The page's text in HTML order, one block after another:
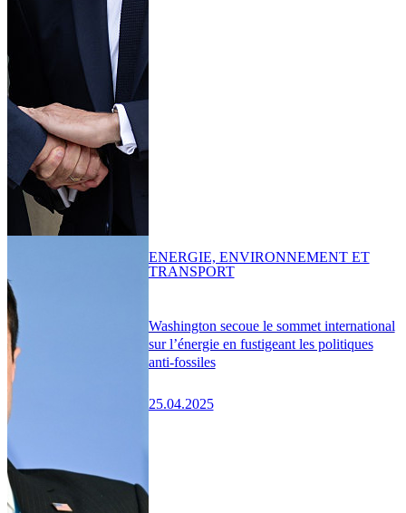
Washington secoue le sommet international
sur l’énergie en fustigeant les politiques
anti-fossiles
25.04.2025
ENERGIE, ENVIRONNEMENT ET
TRANSPORT